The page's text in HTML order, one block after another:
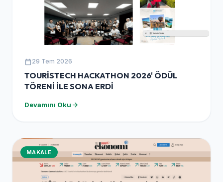
calendar_today 29 Tem 2026
TOURİSTECH HACKATHON 2026' ÖDÜL
TÖRENİ İLE SONA ERDİ
Devamını Oku arrow_forward
MAKALE